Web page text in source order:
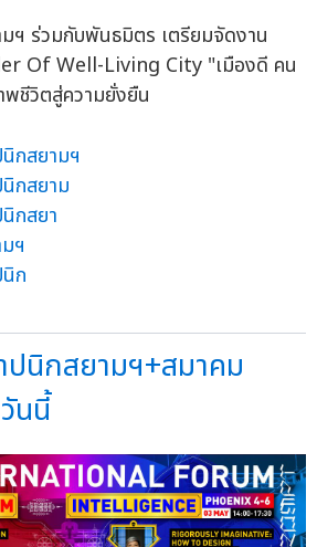
กสยามฯ
กสยาม
กสยา
ฯ
ก
ปนิกสยามฯ+สมาคม
นนี้